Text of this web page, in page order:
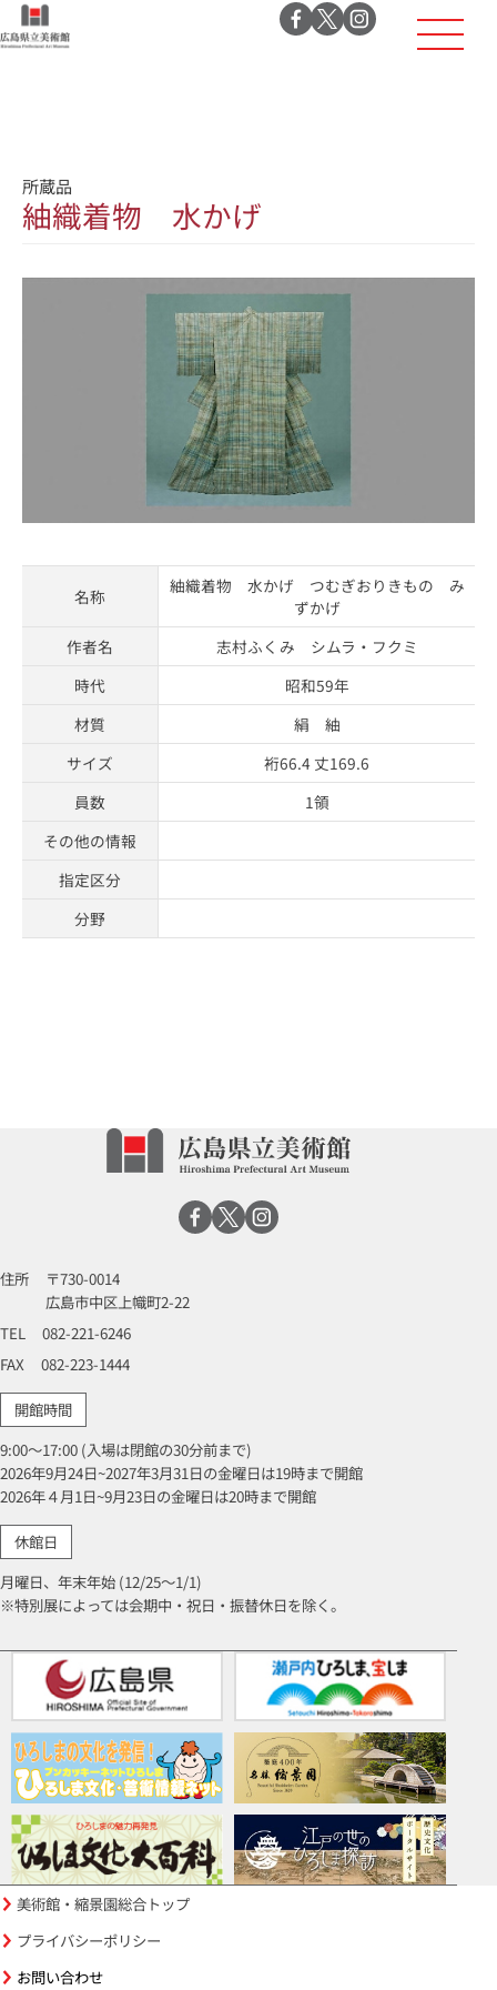
所蔵品
紬織着物 水かげ
名称
紬織着物 水かげ つむぎおりきもの み
ずかげ
作者名
志村ふくみ シムラ・フクミ
時代
昭和59年
材質
絹 紬
サイズ
裄66.4 丈169.6
員数
1領
その他の情報
指定区分
分野
住所
〒730-0014
広島市中区上幟町2-22
TEL
082-221-6246
FAX
082-223-1444
開館時間
9:00～17:00 (入場は閉館の30分前まで)
2026年9月24日~2027年3月31日の金曜日は19時まで開館
2026年４月1日~9月23日の金曜日は20時まで開館
休館日
月曜日、年末年始 (12/25～1/1)
※特別展によっては会期中・祝日・振替休日を除く。
美術館・縮景園総合トップ
プライバシーポリシー
お問い合わせ